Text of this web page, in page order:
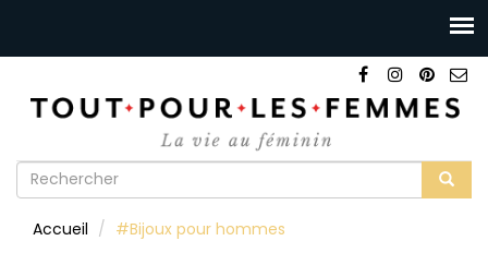
Formulaire
recherche
Accueil #Bijoux pour hommes